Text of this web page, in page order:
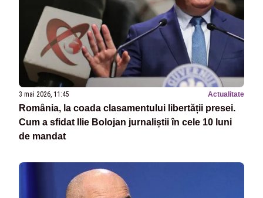
3 mai 2026, 11:45 Actualitate
România, la coada clasamentului libertății presei.
Cum a sfidat Ilie Bolojan jurnaliștii în cele 10 luni
de mandat